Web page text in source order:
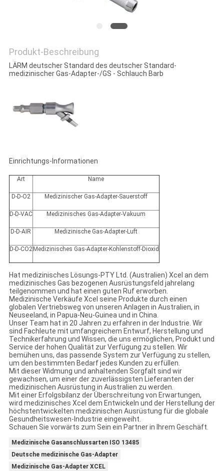
Produkt-Beschreibung
LÄRM deutscher Standard des deutscher Standard-
medizinischer Gas-Adapter-/GS - Schlauch Barb
Einrichtungs-Informationen
Art Name
D-D-O2 Medizinischer Gas-Adapter-Sauerstoff
D-D-VAC Medizinisches Gas-Adapter-Vakuum
D-D-AIR Medizinische Gas-Adapter-Luft
D-D-CO2 Medizinisches Gas-Adapter-Kohlenstoff-Dioxid
Hat medizinisches Lösungs-PTY Ltd. (Australien) Xcel an dem
medizinisches Gas bezogenen Ausrüstungsfeld jahrelang
teilgenommen und hat einen guten Ruf erworben.
Medizinische Verkäufe Xcel seine Produkte durch einen
globalen Vertriebsweg von unseren Anlagen in Australien, in
Neuseeland, in Papua-Neu-Guinea und in China.
Unser Team hat in 20 Jahren zu erfahren in der Industrie. Wir
sind Fachleute mit umfangreichem Entwurf, Herstellung und
Technikerfahrung und Wissen, die uns ermöglichen, Produkt und
Service der hohen Qualität zur Verfügung zu stellen. Wir
bemühen uns, das passende System zur Verfügung zu stellen,
um den bestimmten Bedarf jedes Kunden zu erfüllen.
Mit dieser Widmung und anhaltenden Sorgfalt sind wir
gewachsen, um einer der zuverlässigsten Lieferanten der
medizinischen Ausrüstung in Australien zu werden.
Mit einer Erfolgsbilanz der Überschreitung von Erwartungen,
wird medizinisches Xcel dem Entwickeln und der Herstellung der
höchstentwickelten medizinischen Ausrüstung für die globale
Gesundheitswesen-Industrie eingeweiht.
Schauen Sie vorwärts zum Sein ein Partner in Ihrem Geschäft.
Medizinische Gasanschlussarten ISO 13485
Deutsche medizinische Gas-Adapter
Medizinische Gas-Adapter XCEL